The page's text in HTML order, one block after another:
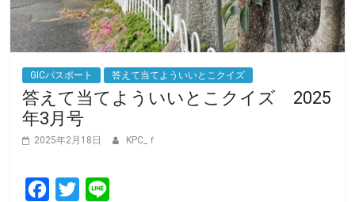
GICパスポート 答えて当てよういいとこクイズ
答えて当てよういいとこクイズ 2025
年3月号
2025年2月18日 KPC_ｆ
T